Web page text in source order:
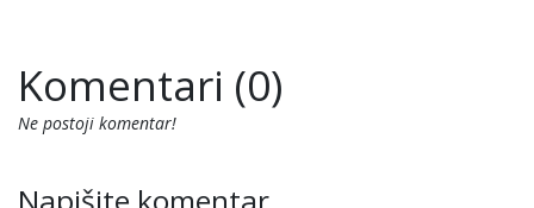
Komentari (0)
Ne postoji komentar!